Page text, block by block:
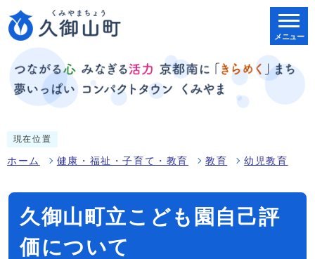
メニュー
現在位置
ホーム 健康・福祉・子育て・教育 教育 幼児教育
久御山町立こども園自己評
価について